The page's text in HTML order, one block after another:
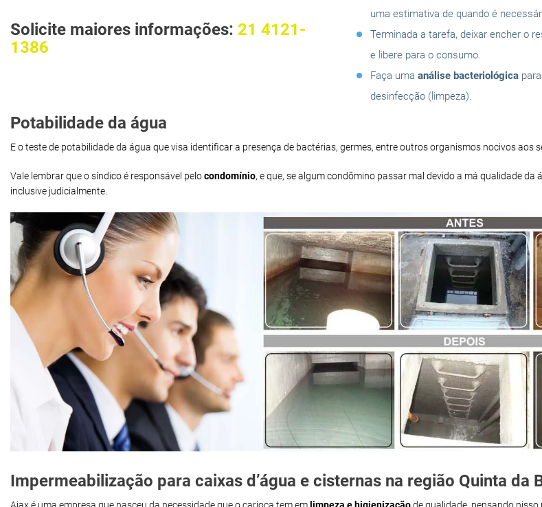
Solicite maiores informações: 21 4121-
1386
uma estimativa de quando é
Terminada a tarefa, deixar encher o
e libere para o consumo.
Faça uma análise bacteriológica
desinfecção (limpeza).
Potabilidade da água
E o teste de potabilidade da água que visa identificar a presença de bactérias, germes, entre outros organismos nocivos aos
Vale lembrar que o síndico é responsável pelocondomínio, e que, se algum condômino passar mal devido a má qualidade da
inclusive judicialmente.
Impermeabilização para caixas d’água e cisternas na região Quinta da